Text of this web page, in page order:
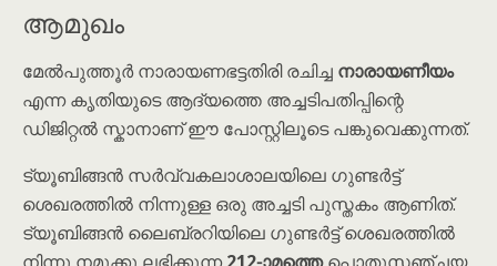
ആമുഖം
മേൽപുത്തൂർ നാരായണഭട്ടതിരി രചിച്ച നാരായണീയം
എന്ന കൃതിയുടെ ആദ്യത്തെ അച്ചടിപതിപ്പിന്റെ
ഡിജിറ്റൽ സ്കാനാണ് ഈ പോസ്റ്റിലൂടെ പങ്കുവെക്കുന്നത്.
ട്യൂബിങ്ങൻ സർവ്വകലാശാലയിലെ ഗുണ്ടർട്ട്
ശെഖരത്തിൽ നിന്നുള്ള ഒരു അച്ചടി പുസ്തകം ആണിത്.
ട്യൂബിങ്ങൻ ലൈബ്രറിയിലെ ഗുണ്ടർട്ട് ശെഖരത്തിൽ